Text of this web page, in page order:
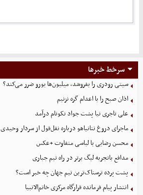
سرخط خبرها
سیتی رودری را بفروشد، میلیون‌ها یورو ضرر می‌کند؟
اذان صبح را با اعدام گره نزنیم
علی تاجری‌ نیا پشت جواد نکونام درآمد
ماجرای دروغ نتانیاهو درباره نقل‌قول از سردار وحیدی
محسن رضایی با لباسی متفاوت +عکس
مدافع باتجربه لیگ برتر در راه تیم جباری
پشت پرده ترسناک‌ترین تیم جهان چه خبر است؟
انتشار پیام فرمانده قرارگاه مرکزی خاتم‌الانبیا